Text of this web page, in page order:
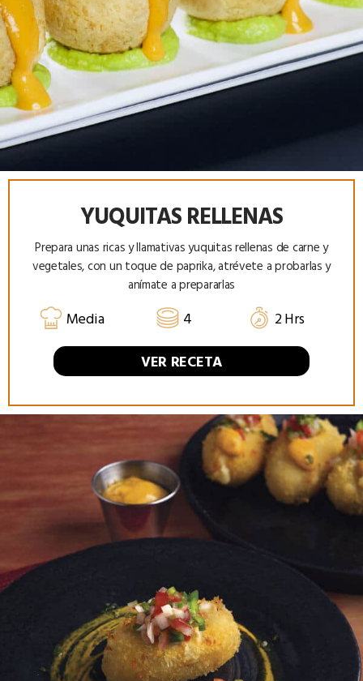
YUQUITAS RELLENAS
Prepara unas ricas y llamativas yuquitas rellenas de carne y
vegetales, con un toque de paprika, atrévete a probarlas y
anímate a prepararlas
Media 4
2 Hrs
VER RECETA